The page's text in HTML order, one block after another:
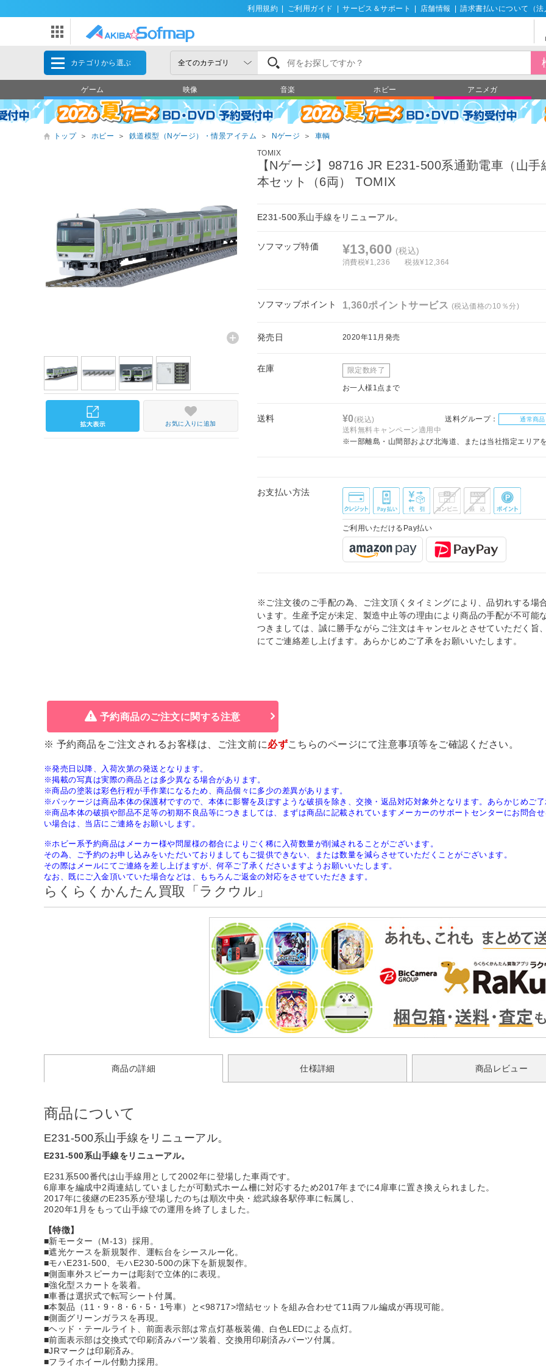
利用規約 ご利用ガイド サービス＆サポート 店舗情報 請求書払いについて（法
カテゴリから選ぶ
ゲーム 映像 音楽 ホビー アニメガ
トップ ＞ ホビー ＞ 鉄道模型（Nゲージ）・情景アイテム ＞ Nゲージ ＞
車輌
TOMIX
【Nゲージ】98716 JR E231-500系通勤電車（山手
本セット（6両） TOMIX
E231-500系山手線をリニューアル。
ソフマップ特価 ¥13,600 (税込)
消費税¥1,236 税抜¥12,364
ソフマップポイント 1,360ポイントサービス (税込価格の10％分)
発売日 2020年11月発売
在庫 限定数終了
お一人様1点まで
送料 ¥0(税込) 送料グループ： 通常商品
送料無料キャンペーン適用中
※一部離島・山間部および北海道、または当社指定エリア
お支払い方法
ご利用いただけるPay払い
※ご注文後のご手配の為、ご注文頂くタイミングにより、品切れする場
います。生産予定が未定、製造中止等の理由により商品の手配が不可能
つきましては、誠に勝手ながらご注文はキャンセルとさせていただく旨
にてご連絡差し上げます。あらかじめご了承をお願いいたします。
お気に入りに追加
予約商品のご注文に関する注意
※ 予約商品をご注文されるお客様は、ご注文前に必ずこちらのページにて注意事項等をご確認ください。
※発売日以降、入荷次第の発送となります。
※掲載の写真は実際の商品とは多少異なる場合があります。
※商品の塗装は彩色行程が手作業になるため、商品個々に多少の差異があります。
※パッケージは商品本体の保護材ですので、本体に影響を及ぼすような破損を除き、交換・返品対応対象外となります。あらかじめご
※商品本体の破損や部品不足等の初期不良品等につきましては、まずは商品に記載されていますメーカーのサポートセンターにお問合
い場合は、当店にご連絡をお願いします。
※ホビー系予約商品はメーカー様や問屋様の都合によりごく稀に入荷数量が削減されることがございます。
その為、ご予約のお申し込みをいただいておりましてもご提供できない、または数量を減らさせていただくことがございます。
その際はメールにてご連絡を差し上げますが、何卒ご了承くださいますようお願いいたします。
なお、既にご入金頂いていた場合などは、もちろんご返金の対応をさせていただきます。
らくらくかんたん買取「ラクウル」
商品の詳細 仕様詳細 商品レビュー
商品について
E231-500系山手線をリニューアル。
E231-500系山手線をリニューアル。
E231系500番代は山手線用として2002年に登場した車両です。
6扉車を編成中2両連結していましたが可動式ホーム柵に対応するため2017年までに4扉車に置き換えられました。
2017年に後継のE235系が登場したのちは順次中央・総武線各駅停車に転属し、
2020年1月をもって山手線での運用を終了しました。
【特徴】
■新モーター（M-13）採用。
■遮光ケースを新規製作、運転台をシースルー化。
■モハE231-500、モハE230-500の床下を新規製作。
■側面車外スピーカーは彫刻で立体的に表現。
■強化型スカートを装着。
■車番は選択式で転写シート付属。
■本製品（11・9・8・6・5・1号車）と<98717>増結セットを組み合わせて11両フル編成が再現可能。
■側面グリーンガラスを再現。
■ヘッド・テールライト、前面表示部は常点灯基板装備、白色LEDによる点灯。
■前面表示部は交換式で印刷済みパーツ装着、交換用印刷済みパーツ付属。
■JRマークは印刷済み。
■フライホイール付動力採用。